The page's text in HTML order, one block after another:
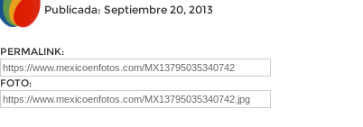
Publicada: Septiembre 20, 2013
PERMALINK:
FOTO: